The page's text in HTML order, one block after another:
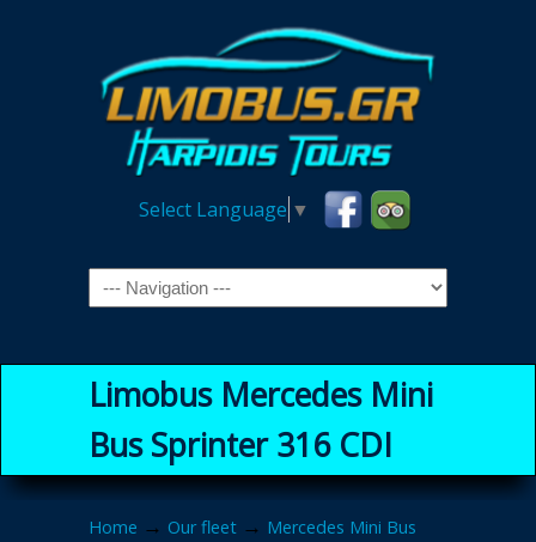
Select Language ▼
Navigation
Limobus Mercedes Mini
Bus Sprinter 316 CDI
Home → Our fleet → Mercedes Mini Bus